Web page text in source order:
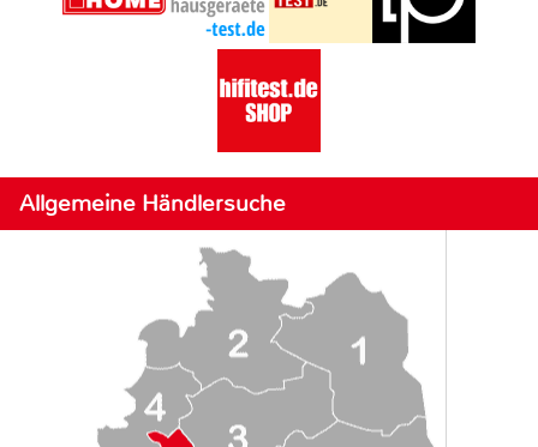
Allgemeine Händlersuche